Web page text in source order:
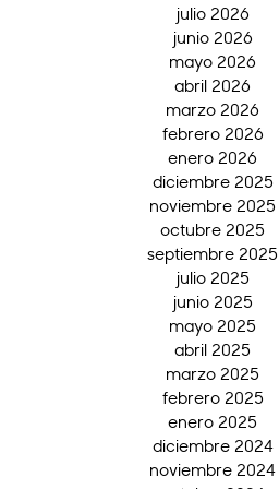
julio 2026
junio 2026
mayo 2026
abril 2026
marzo 2026
febrero 2026
enero 2026
diciembre 2025
noviembre 2025
octubre 2025
septiembre 2025
julio 2025
junio 2025
mayo 2025
abril 2025
marzo 2025
febrero 2025
enero 2025
diciembre 2024
noviembre 2024